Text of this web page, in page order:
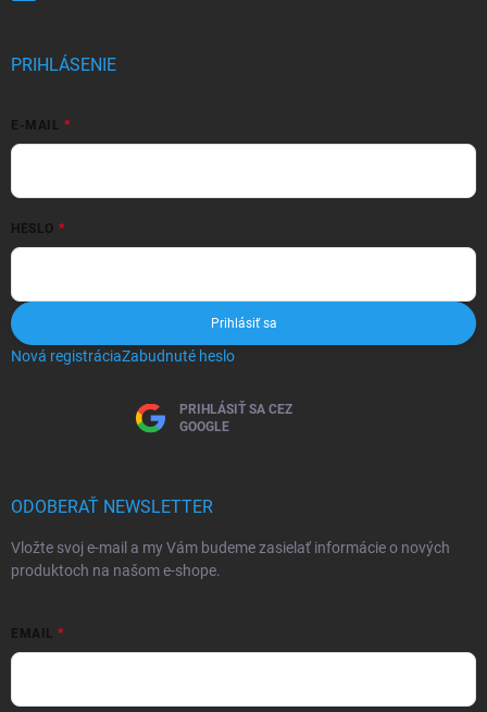
PRIHLÁSENIE
E-MAIL
HESLO
Prihlásiť sa
Nová registráciaZabudnuté heslo
PRIHLÁSIŤ SA CEZ
GOOGLE
ODOBERAŤ NEWSLETTER
Vložte svoj e-mail a my Vám budeme zasielať informácie o nových
produktoch na našom e-shope.
EMAIL